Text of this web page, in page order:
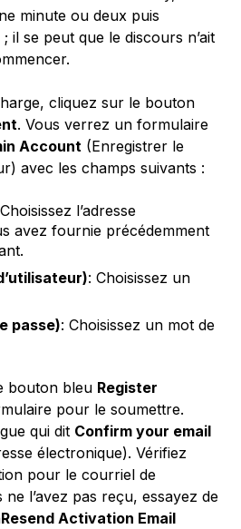
minute ou deux puis
il se peut que le discours n’ait
cliquez sur le bouton
. Vous verrez un formulaire
Account (Enregistrer le
avec les champs suivants :
l’adresse
avez fournie précédemment
: Choisissez un
passe): Choisissez un mot de
bouton bleu Register
pour le soumettre.
qui dit Confirm your email
électronique). Vérifiez
pour le courriel de
l’avez pas reçu, essayez de
Resend Activation Email